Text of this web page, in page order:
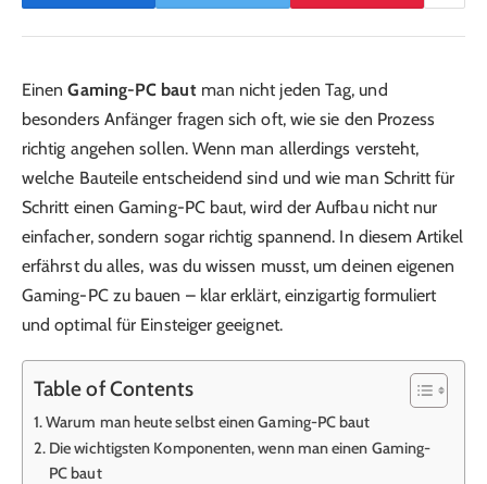
EinenGaming-PC bautman nicht jeden Tag, und
besonders Anfänger fragen sich oft, wie sie den Prozess
richtig angehen sollen. Wenn man allerdings versteht,
welche Bauteile entscheidend sind und wie man Schritt für
Schritt einen Gaming-PC baut, wird der Aufbau nicht nur
einfacher, sondern sogar richtig spannend. In diesem Artikel
erfährst du alles, was du wissen musst, um deinen eigenen
Gaming-PC zu bauen – klar erklärt, einzigartig formuliert
und optimal für Einsteiger geeignet.
Table of Contents
Warum man heute selbst einen Gaming-PC baut
Die wichtigsten Komponenten, wenn man einen Gaming-
PC baut